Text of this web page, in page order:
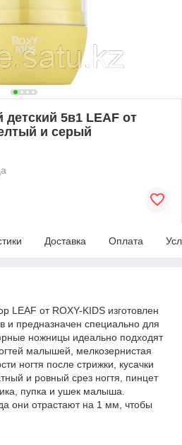
5в1 LEAF от
и серый
Доставка Оплата
LEAF от ROXY-KIDS изготовлен
и предназначен специально для
ножницы идеально подходят
малышей, мелкозернистая
ногтя после стрижки, кусачки
и ровный срез ногтя, пинцет
пупка и ушек малыша.
они отрастают на 1 мм, чтобы